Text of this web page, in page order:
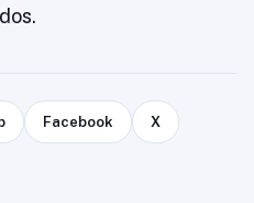
Facebook X